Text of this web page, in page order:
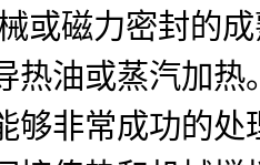
或磁力密封的
热油或蒸汽加
够非常成功的